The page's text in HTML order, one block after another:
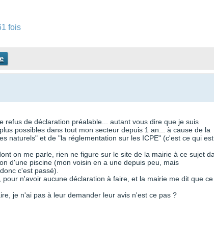
fois
refus de déclaration préalable... autant vous dire que je suis
possibles dans tout mon secteur depuis 1 an... à cause de la
naturels" et de "la réglementation sur les ICPE" (c'est ce qui est
on me parle, rien ne figure sur le site de la mairie à ce sujet
d'une piscine (mon voisin en a une depuis peu, mais
c'est passé).
n'avoir aucune déclaration à faire, et la mairie me dit que ce
je n'ai pas à leur demander leur avis n'est ce pas ?